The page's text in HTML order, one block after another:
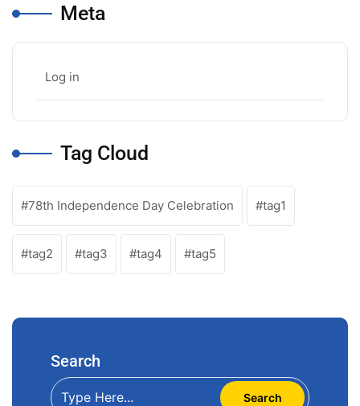
Meta
Log in
Tag Cloud
78th Independence Day Celebration tag1
tag2 tag3 tag4 tag5
Search